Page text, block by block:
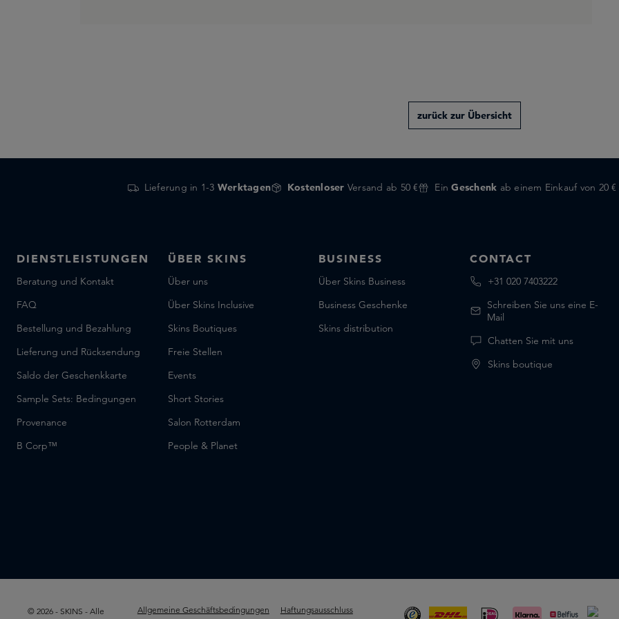
zurück zur Übersicht
Lieferung in 1-3 Werktagen Kostenloser Versand ab 50 € EinGeschenk ab einem Einkauf von 20 €
DIENSTLEISTUNGEN
Beratung und Kontakt
FAQ
Bestellung und Bezahlung
Lieferung und Rücksendung
Saldo der Geschenkkarte
Sample Sets: Bedingungen
Provenance
B Corp™
ÜBER SKINS
Über uns
Über Skins Inclusive
Skins Boutiques
Freie Stellen
Events
Short Stories
Salon Rotterdam
People & Planet
BUSINESS
Über Skins Business
Business Geschenke
Skins distribution
CONTACT
+31 020 7403222
Schreiben Sie uns eine E-
Mail
Chatten Sie mit uns
Skins boutique
© 2026 - SKINS - Alle
Allgemeine Geschäftsbedingungen Haftungsausschluss